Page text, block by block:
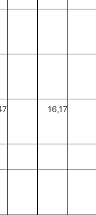
16,17